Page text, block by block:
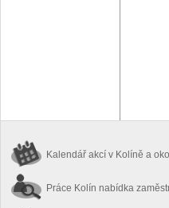
Kalendář akcí v Kolíně a
Práce Kolín nabídka